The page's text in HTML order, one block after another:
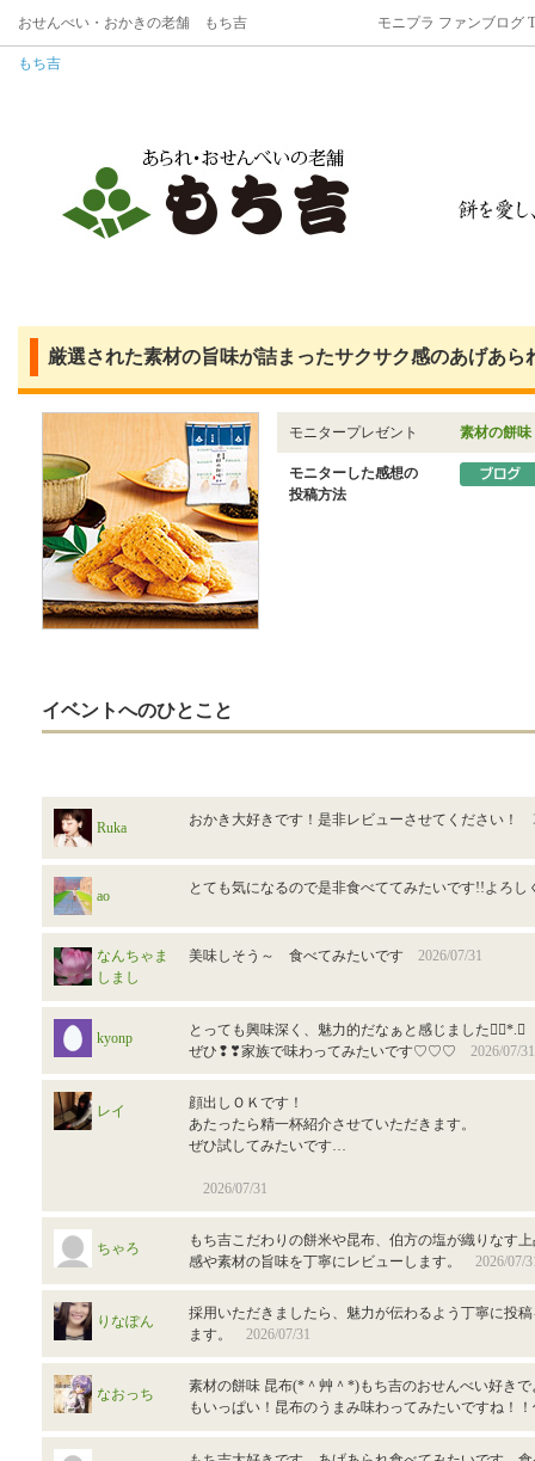
おせんべい・おかきの老舗 もち吉 モニプラ ファンブログ
もち吉
厳選された素材の旨味が詰まったサクサク感のあげあら
モニタープレゼント 素材の餅味
モニターした感想の
投稿方法
イベントへのひとこと
Ruka おかき大好きです！是非レビューさせてください！
ao とても気になるので是非食べててみたいです!!よろ
なんちゃま
しまし
美味しそう～ 食べてみたいです 2026/07/31
kyonp
とっても興味深く、魅力的だなぁと感じました❁⃘*.ﾟ
ぜひ❢❣家族で味わってみたいです♡♡♡ 2026/07/31
レイ
顔出しＯＫです！
あたったら精一杯紹介させていただきます。
ぜひ試してみたいです…
2026/07/31
ちゃろ
もち吉こだわりの餅米や昆布、伯方の塩が織りなす
感や素材の旨味を丁寧にレビューします。 2026/07/
りなぽん
採用いただきましたら、魅力が伝わるよう丁寧に投
ます。 2026/07/31
なおっち
素材の餅味 昆布(*＾艸＾*)もち吉のおせんべい好き
もいっぱい！昆布のうまみ味わってみたいですね